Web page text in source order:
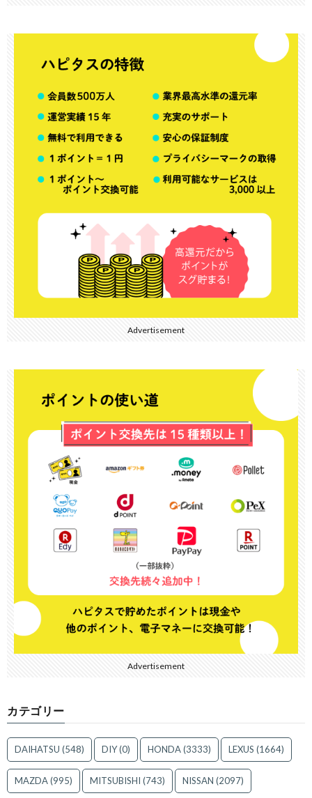
Advertisement
Advertisement
カテゴリー
DAIHATSU (548) DIY(0) HONDA(3333) LEXUS (1664)
MAZDA(995) MITSUBISHI (743) NISSAN (2097)